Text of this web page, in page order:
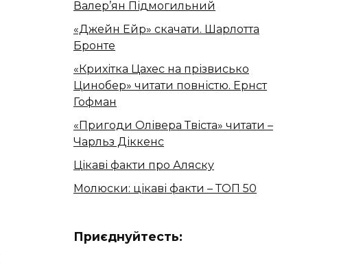
Валер’ян Підмогильний
«Джейн Ейр» скачати. Шарлотта
Бронте
«Крихітка Цахес на прізвисько
Цинобер» читати повністю. Ернст
Гофман
«Пригоди Олівера Твіста» читати –
Чарльз Діккенс
Цікаві факти про Аляску
Молюски: цікаві факти – ТОП 50
Приєднуйтесть: